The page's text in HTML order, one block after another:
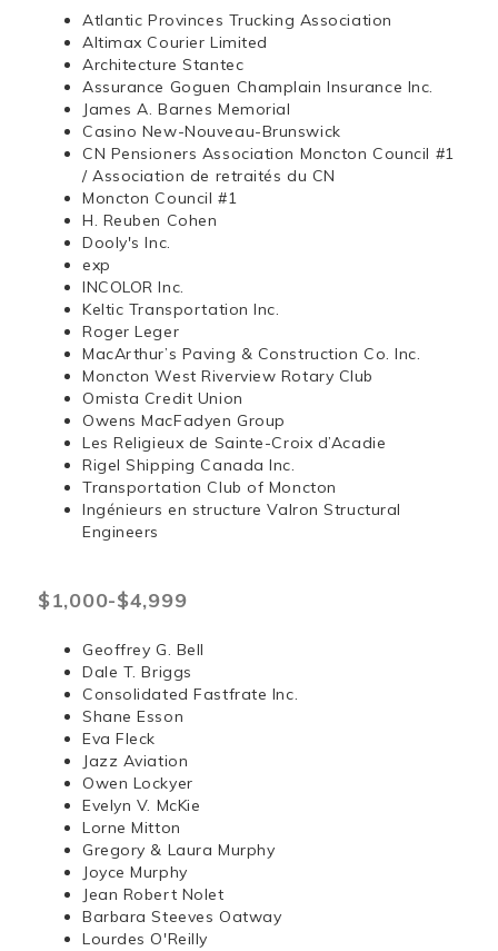
Atlantic Provinces Trucking Association
Altimax Courier Limited
Architecture Stantec
Assurance Goguen Champlain Insurance Inc.
James A. Barnes Memorial
Casino New-Nouveau-Brunswick
CN Pensioners Association Moncton Council #1
/ Association de retraités du CN
Moncton Council #1
H. Reuben Cohen
Dooly's Inc.
exp
INCOLOR Inc.
Keltic Transportation Inc.
Roger Leger
MacArthur’s Paving & Construction Co. Inc.
Moncton West Riverview Rotary Club
Omista Credit Union
Owens MacFadyen Group
Les Religieux de Sainte-Croix d’Acadie
Rigel Shipping Canada Inc.
Transportation Club of Moncton
Ingénieurs en structure Valron Structural
Engineers
$1,000-$4,999
Geoffrey G. Bell
Dale T. Briggs
Consolidated Fastfrate Inc.
Shane Esson
Eva Fleck
Jazz Aviation
Owen Lockyer
Evelyn V. McKie
Lorne Mitton
Gregory & Laura Murphy
Joyce Murphy
Jean Robert Nolet
Barbara Steeves Oatway
Lourdes O'Reilly